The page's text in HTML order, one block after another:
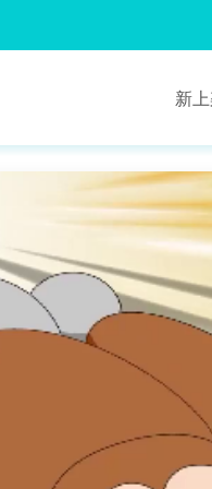
新